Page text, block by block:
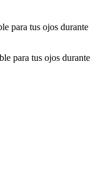
para tus ojos durante
para tus ojos durante